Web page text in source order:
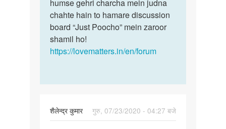
kumar
humse gehri charcha mein judna
chahte hain to hamare discussion
board “Just Poocho” mein zaroor
shamil ho!
https://lovematters.in/en/forum
शैलेन्द्र कुमार
गुरु, 07/23/2020 - 04:27 बजे